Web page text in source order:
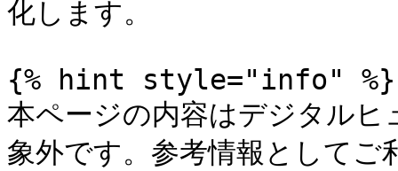
化します。
{% hint style="info" %}
本ページの内容はデジタルヒ
象外です。参考情報としてご